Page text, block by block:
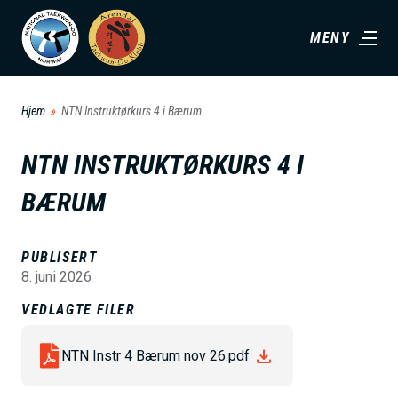
MENY
Hjem NTN Instruktørkurs 4 i Bærum
NTN INSTRUKTØRKURS 4 I
BÆRUM
PUBLISERT
8. juni 2026
VEDLAGTE FILER
NTN Instr 4 Bærum nov 26.pdf